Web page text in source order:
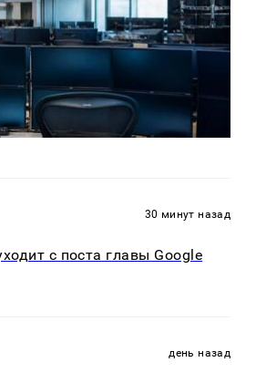
30 минут назад
с поста главы Google
день назад